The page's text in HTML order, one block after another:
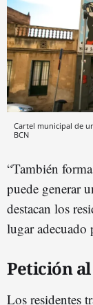
Cartel municipal de
BCN
“También
puede generar
destacan los
lugar adecuado
Petición
Los residentes